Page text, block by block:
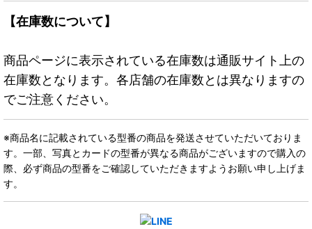
【在庫数について】
商品ページに表示されている在庫数は通販サイト上の
在庫数となります。各店舗の在庫数とは異なりますの
でご注意ください。
※商品名に記載されている型番の商品を発送させていただいておりま
す。一部、写真とカードの型番が異なる商品がございますので購入の
際、必ず商品の型番をご確認していただきますようお願い申し上げま
す。